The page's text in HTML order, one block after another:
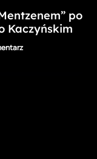
po
Kaczyńskim